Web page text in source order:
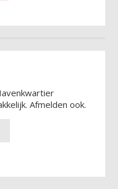
Afmelden ook.